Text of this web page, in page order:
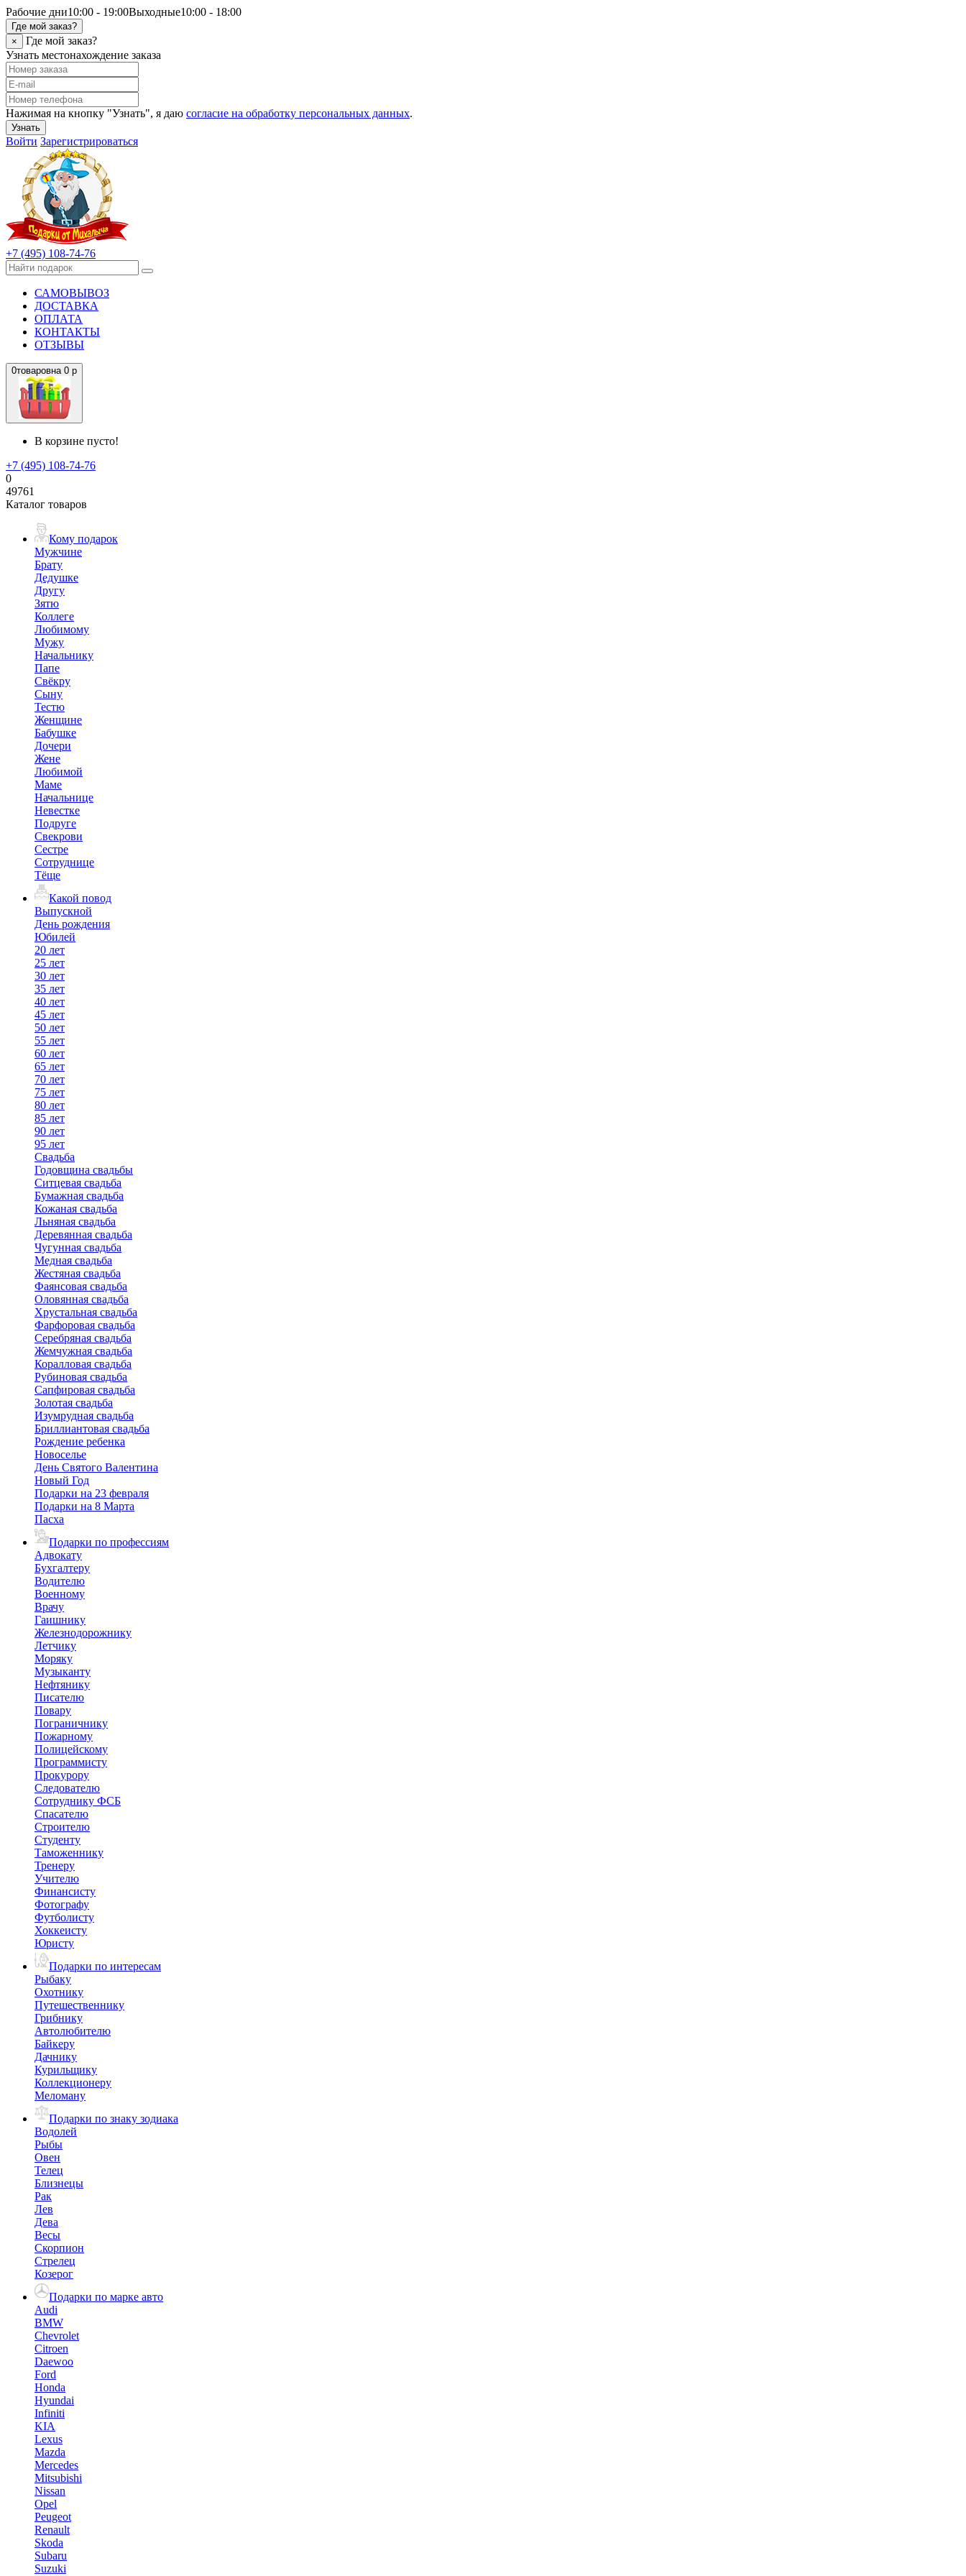
Рабочие дни10:00 - 19:00Выходные10:00 - 18:00
Где мой заказ?
×
Где мой заказ?
Узнать местонахождение заказа
Нажимая на кнопку "Узнать", я даю согласие на обработку персональных данных.
Узнать
Войти Зарегистрироваться
+7 (495) 108-74-76
САМОВЫВОЗ
ДОСТАВКА
ОПЛАТА
КОНТАКТЫ
ОТЗЫВЫ
0товаровна 0 р
В корзине пусто!
+7 (495) 108-74-76
0
49761
Каталог товаров
Кому подарок
Мужчине
Брату
Дедушке
Другу
Зятю
Коллеге
Любимому
Мужу
Начальнику
Папе
Свёкру
Сыну
Тестю
Женщине
Бабушке
Дочери
Жене
Любимой
Маме
Начальнице
Невестке
Подруге
Свекрови
Сестре
Сотруднице
Тёще
Какой повод
Выпускной
День рождения
Юбилей
20 лет
25 лет
30 лет
35 лет
40 лет
45 лет
50 лет
55 лет
60 лет
65 лет
70 лет
75 лет
80 лет
85 лет
90 лет
95 лет
Свадьба
Годовщина свадьбы
Ситцевая свадьба
Бумажная свадьба
Кожаная свадьба
Льняная свадьба
Деревянная свадьба
Чугунная свадьба
Медная свадьба
Жестяная свадьба
Фаянсовая свадьба
Оловянная свадьба
Хрустальная свадьба
Фарфоровая свадьба
Серебряная свадьба
Жемчужная свадьба
Коралловая свадьба
Рубиновая свадьба
Сапфировая свадьба
Золотая свадьба
Изумрудная свадьба
Бриллиантовая свадьба
Рождение ребенка
Новоселье
День Святого Валентина
Новый Год
Подарки на 23 февраля
Подарки на 8 Марта
Пасха
Подарки по профессиям
Адвокату
Бухгалтеру
Водителю
Военному
Врачу
Гаишнику
Железнодорожнику
Летчику
Моряку
Музыканту
Нефтянику
Писателю
Повару
Пограничнику
Пожарному
Полицейскому
Программисту
Прокурору
Следователю
Сотруднику ФСБ
Спасателю
Строителю
Студенту
Таможеннику
Тренеру
Учителю
Финансисту
Фотографу
Футболисту
Хоккеисту
Юристу
Подарки по интересам
Рыбаку
Охотнику
Путешественнику
Грибнику
Автолюбителю
Байкеру
Дачнику
Курильщику
Коллекционеру
Меломану
Подарки по знаку зодиака
Водолей
Рыбы
Овен
Телец
Близнецы
Рак
Лев
Дева
Весы
Скорпион
Стрелец
Козерог
Подарки по марке авто
Audi
BMW
Chevrolet
Citroen
Daewoo
Ford
Honda
Hyundai
Infiniti
KIA
Lexus
Mazda
Mercedes
Mitsubishi
Nissan
Opel
Peugeot
Renault
Skoda
Subaru
Suzuki